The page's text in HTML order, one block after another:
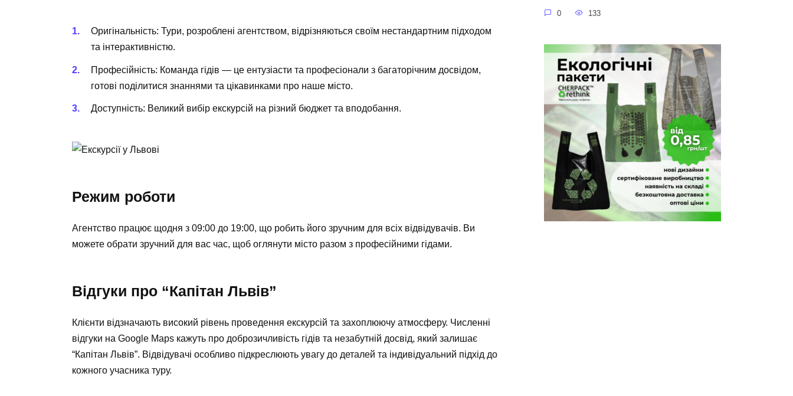
Оригінальність: Тури, розроблені агентством, відрізняються своїм нестандартним підходом
та інтерактивністю.
Професійність: Команда гідів — це ентузіасти та професіонали з багаторічним досвідом,
готові поділитися знаннями та цікавинками про наше місто.
Доступність: Великий вибір екскурсій на різний бюджет та вподобання.
Режим роботи
Агентство працює щодня з 09:00 до 19:00, що робить його зручним для всіх відвідувачів. Ви
можете обрати зручний для вас час, щоб оглянути місто разом з професійними гідами.
Відгуки про “Капітан Львів”
Клієнти відзначають високий рівень проведення екскурсій та захоплюючу атмосферу. Численні
відгуки на Google Maps кажуть про доброзичливість гідів та незабутній досвід, який залишає
“Капітан Львів”. Відвідувачі особливо підкреслюють увагу до деталей та індивідуальний підхід до
кожного учасника туру.
0 133